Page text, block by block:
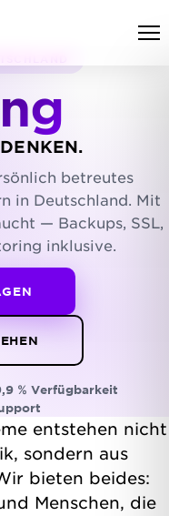
betreutes
in Deutschland. Mit
— Backups, SSL,
inklusive.
% Verfügbarkeit
entstehen nicht
sondern aus
bieten beides:
Menschen, die